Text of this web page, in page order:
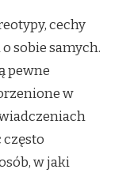
POLAKÓW
SKĄD
SIĘ
I
JAK
NA
NASZE
cechy
sobie samych.
pewne
w
często
w jaki